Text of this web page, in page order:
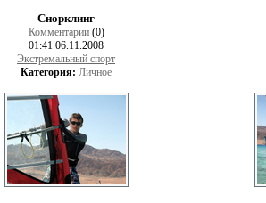
Снорклинг
Комментарии(0)
01:41 06.11.2008
Экстремальный спорт
Категория: Личное